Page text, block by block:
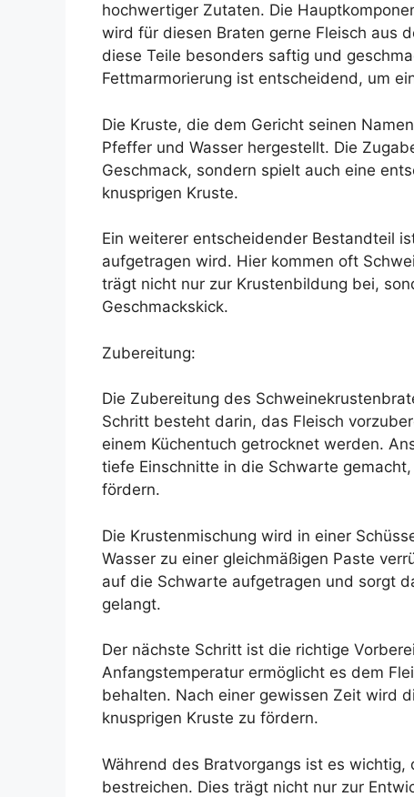
hochwertiger Zutaten. Die
wird für diesen Braten gerne Fleisch aus
diese Teile besonders saftig und
Fettmarmorierung ist entscheidend, um
Die Kruste, die dem Gericht seinen
Pfeffer und Wasser hergestellt. Die
Geschmack, sondern spielt auch eine
knusprigen Kruste.
Ein weiterer entscheidender Bestandteil
aufgetragen wird. Hier kommen oft
trägt nicht nur zur Krustenbildung bei,
Geschmackskick.
Zubereitung:
Die Zubereitung des
Schritt besteht darin, das Fleisch
einem Küchentuch getrocknet werden.
tiefe Einschnitte in die Schwarte
fördern.
Die Krustenmischung wird in einer
Wasser zu einer gleichmäßigen Paste
auf die Schwarte aufgetragen und sorgt
gelangt.
Der nächste Schritt ist die richtige
Anfangstemperatur ermöglicht es dem
behalten. Nach einer gewissen Zeit wird
knusprigen Kruste zu fördern.
Während des Bratvorgangs ist es
bestreichen. Dies trägt nicht nur zur